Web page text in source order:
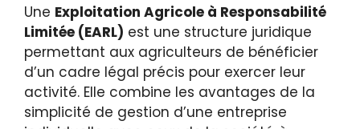
Une Exploitation Agricole à Responsabilité
Limitée (EARL) est une structure juridique
permettant aux agriculteurs de bénéficier
d’un cadre légal précis pour exercer leur
activité. Elle combine les avantages de la
simplicité de gestion d’une entreprise